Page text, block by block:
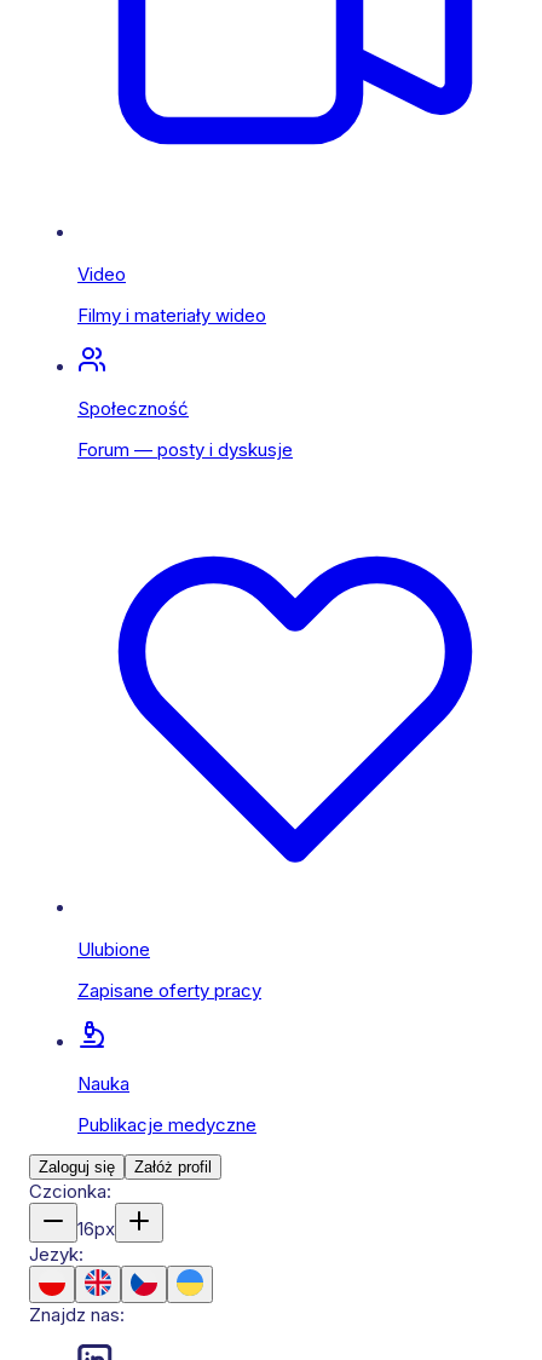
Video
Filmy i materiały wideo
Społeczność
Forum — posty i dyskusje
Ulubione
Zapisane oferty pracy
Nauka
Publikacje medyczne
Zaloguj się Załóż profil
Czcionka:
16px
Jezyk:
Znajdz nas: